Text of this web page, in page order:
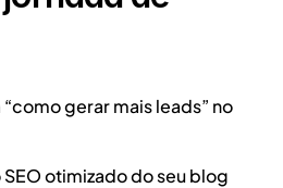
gerar mais leads” no
otimizado do seu blog